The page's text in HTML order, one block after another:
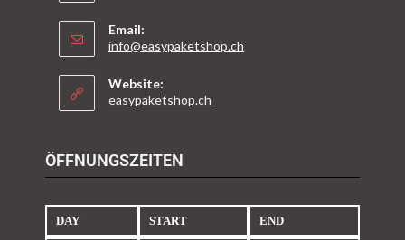
Email:
info@easypaketshop.ch
Website:
easypaketshop.ch
ÖFFNUNGSZEITEN
DAY START END